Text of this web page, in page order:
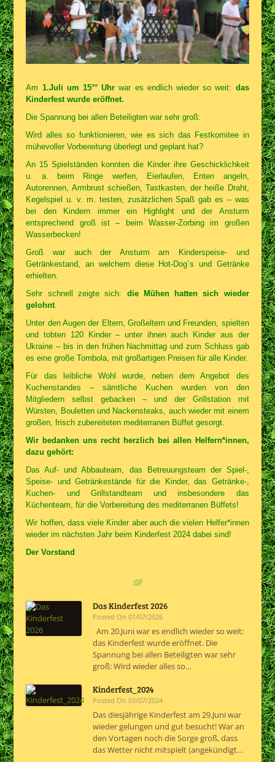
Am 1.Juli um 15°° Uhr war es endlich wieder so weit: das
Kinderfest wurde eröffnet.
Die Spannung bei allen Beteiligten war sehr groß:
Wird alles so funktionieren, wie es sich das Festkomitee in
mühevoller Vorbereitung überlegt und geplant hat?
An 15 Spielständen konnten die Kinder ihre Geschicklichkeit
u. a. beim Ringe werfen, Eierlaufen, Enten angeln,
Autorennen, Armbrust schießen, Tastkasten, der heiße Draht,
Kegelspiel u. v. m. testen, zusätzlichen Spaß gab es – was
bei den Kindern immer ein Highlight und der Ansturm
entsprechend groß ist – beim Wasser-Zorbing im großen
Wasserbecken!
Groß war auch der Ansturm am Kinderspeise- und
Getränkestand, an welchem diese Hot-Dog´s und Getränke
erhielten.
Sehr schnell zeigte sich: die Mühen hatten sich wieder
gelohnt.
Unter den Augen der Eltern, Großeltern und Freunden, spielten
und tobten 120 Kinder – unter ihnen auch Kinder aus der
Ukraine – bis in den frühen Nachmittag und zum Schluss gab
es eine große Tombola, mit großartigen Preisen für alle Kinder.
Für das leibliche Wohl wurde, neben dem Angebot des
Kuchenstandes – sämtliche Kuchen wurden von den
Mitgliedern selbst gebacken – und der Grillstation mit
Würsten, Bouletten und Nackensteaks, auch wieder mit einem
großen, frisch zubereiteten mediterranen Büffet gesorgt.
Wir bedanken uns recht herzlich bei allen Helfern*innen,
dazu gehört:
Das Auf- und Abbauteam, das Betreuungsteam der Spiel-,
Speise- und Getränkestände für die Kinder, das Getränke-,
Kuchen- und Grillstandteam und insbesondere das
Küchenteam, für die Vorbereitung des mediterranen Büffets!
Wir hoffen, dass viele Kinder aber auch die vielen Helfer*innen
wieder im nächsten Jahr beim Kinderfest 2024 dabei sind!
Der Vorstand
Das Kinderfest 2026
Posted On 01/07/2026
Am 20.Juni war es endlich wieder so weit:
das Kinderfest wurde eröffnet. Die
Spannung bei allen Beteiligten war sehr
groß: Wird wieder alles so…
Kinderfest_2024
Posted On 03/07/2024
Das diesjährige Kinderfest am 29.Juni war
wieder gelungen und gut besucht! War an
den Vortagen noch die Sorge groß, dass
das Wetter nicht mitspielt (angekündigt…